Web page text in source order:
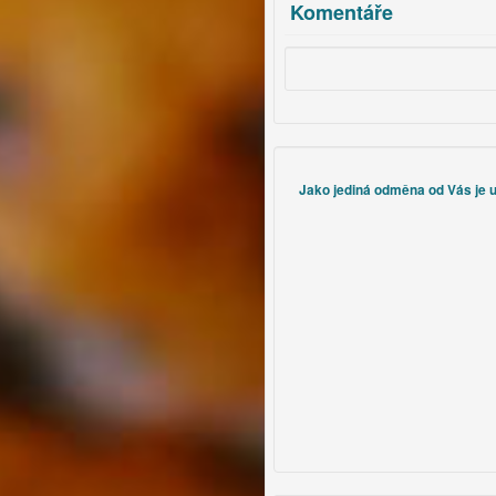
Komentáře
Jako jediná odměna od Vás je